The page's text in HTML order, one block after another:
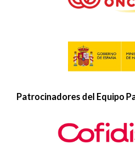
Patrocinadores del Equipo